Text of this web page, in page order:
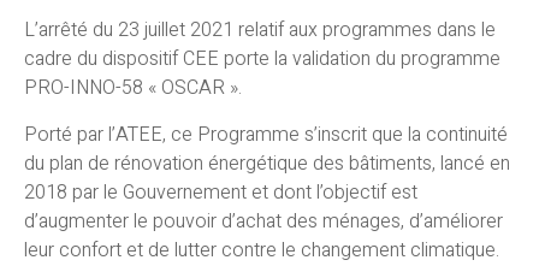
L’arrêté du 23 juillet 2021 relatif aux programmes dans le
cadre du dispositif CEE porte la validation du programme
PRO-INNO-58 « OSCAR ».
Porté par l’ATEE, ce Programme s’inscrit que la continuité
du plan de rénovation énergétique des bâtiments, lancé en
2018 par le Gouvernement et dont l’objectif est
d’augmenter le pouvoir d’achat des ménages, d’améliorer
leur confort et de lutter contre le changement climatique.